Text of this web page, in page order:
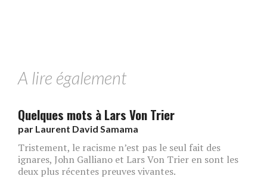
A lire également
Quelques mots à Lars Von Trier
par Laurent David Samama
Tristement, le racisme n’est pas le seul fait des
ignares, John Galliano et Lars Von Trier en sont les
deux plus récentes preuves vivantes.